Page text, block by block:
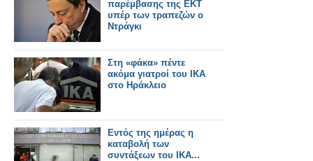
παρέμβασης της ΕΚΤ
υπέρ των τραπεζών ο
Ντράγκι
Στη «φάκα» πέντε
ακόμα γιατροί του ΙΚΑ
στο Ηράκλειο
Εντός της ημέρας η
καταβολή των
συντάξεων του ΙΚΑ...